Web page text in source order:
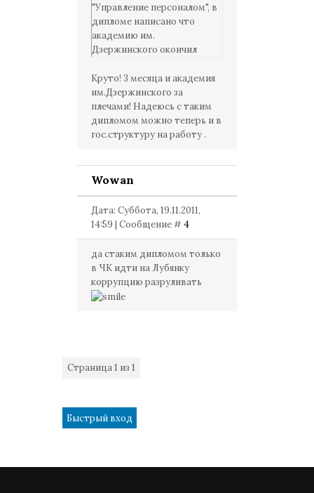
"Управление персоналом", в
дипломе написано что
академию им.
Дзержинского окончил
Круто! 3 месяца и академия
им.Дзержинского за
плечами! Надеюсь с таким
дипломом можно теперь и в
гос.структуру на работу .
Wowan
Дата: Суббота, 19.11.2011,
14:59 | Сообщение #4
да стаким дипломом только
в ЧК идти на Лубянку
коррупцию разруливать
Страница1 из 1